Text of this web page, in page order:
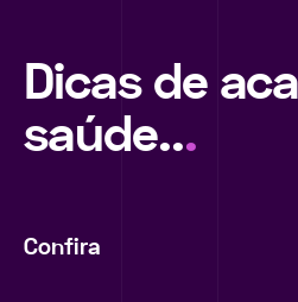
Dicas de
saúde...
Confira